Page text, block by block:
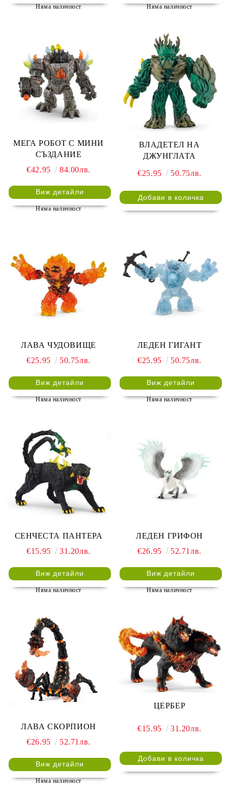
Няма наличност Няма наличност
МЕГА РОБОТ С МИНИ
СЪЗДАНИЕ
€42.95
84.00лв.
Виж детайли
Няма наличност
ВЛАДЕТЕЛ НА
ДЖУНГЛАТА
€25.95
50.75лв.
ЛАВА ЧУДОВИЩЕ
€25.95
50.75лв.
Виж детайли
Няма наличност
ЛЕДЕН ГИГАНТ
€25.95
50.75лв.
Виж детайли
Няма наличност
СЕНЧЕСТА ПАНТЕРА
€15.95
31.20лв.
Виж детайли
Няма наличност
ЛЕДЕН ГРИФОН
€26.95
52.71лв.
Виж детайли
Няма наличност
ЛАВА СКОРПИОН
€26.95
52.71лв.
Виж детайли
Няма наличност
ЦЕРБЕР
€15.95 31.20лв.